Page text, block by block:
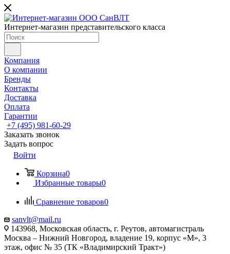
Интернет-магазин представительского класса
Компания
О компании
Бренды
Контакты
Доставка
Оплата
Гарантии
+7 (495) 981-60-29
Заказать звонок
Задать вопрос
Войти
Корзина0
Избранные товары0
Сравнение товаров0
sanvlt@mail.ru
143968, Московская область, г. Реутов, автомагистраль
Москва – Нижний Новгород, владение 19, корпус «М», 3
этаж, офис № 35 (ТК «Владимирский Тракт»)